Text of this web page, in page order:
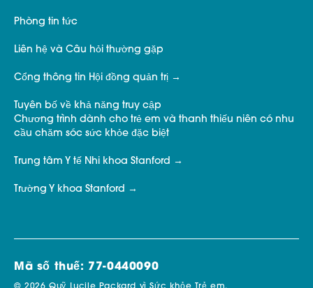
Phòng tin tức
Liên hệ và Câu hỏi thường gặp
Cổng thông tin Hội đồng quản trị
Tuyên bố về khả năng truy cập
Chương trình dành cho trẻ em và thanh thiếu niên có nhu
cầu chăm sóc sức khỏe đặc biệt
Trung tâm Y tế Nhi khoa Stanford
Trường Y khoa Stanford
Mã số thuế: 77-0440090